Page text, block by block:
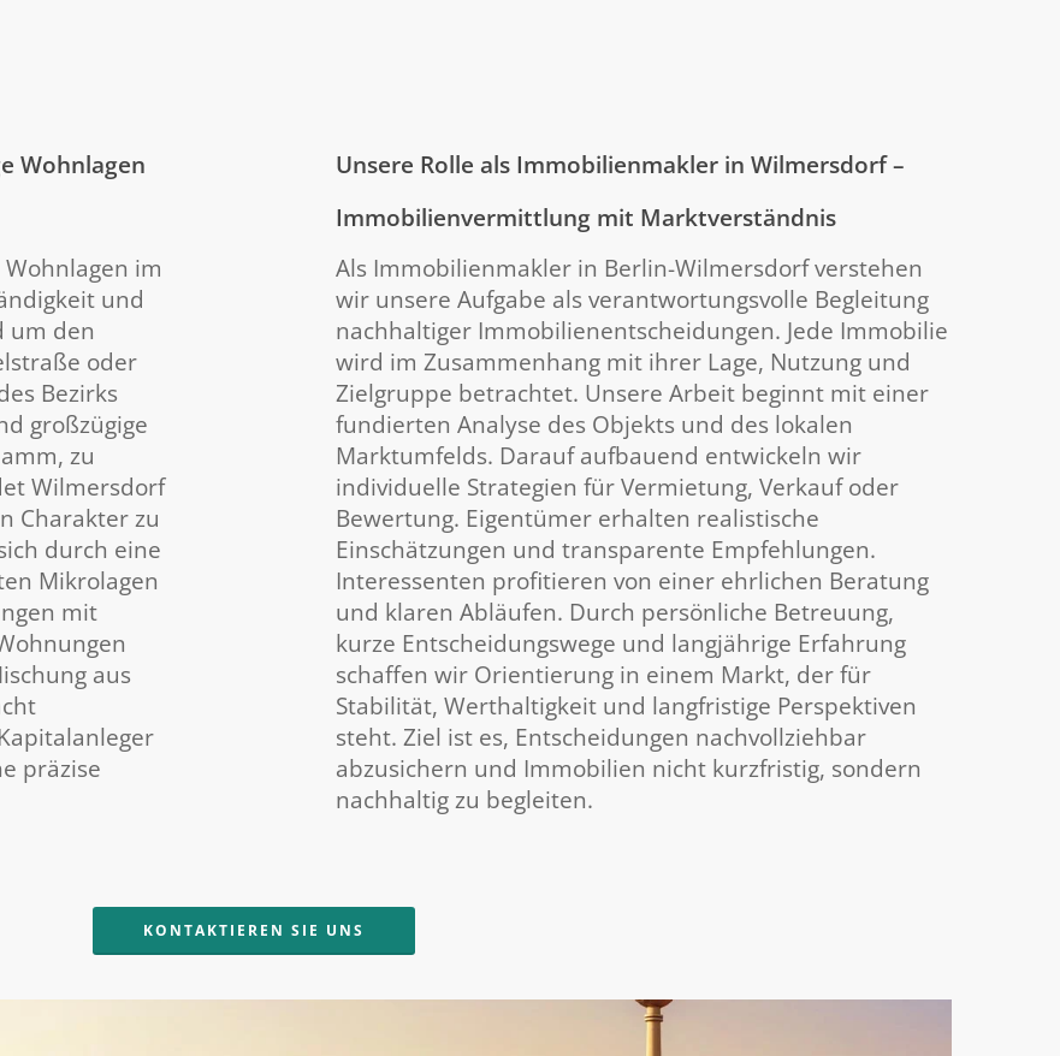
Wohnlagen
im
und
um den
oder
Bezirks
großzügige
zu
Wilmersdorf
Charakter zu
durch eine
Mikrolagen
mit
aus
präzise
Unsere Rolle als Immobilienmakler in Wilmersdorf –
Immobilienvermittlung mit Marktverständnis
Als Immobilienmakler in Berlin-Wilmersdorf verstehen
wir unsere Aufgabe als verantwortungsvolle Begleitung
nachhaltiger Immobilienentscheidungen. Jede Immobilie
wird im Zusammenhang mit ihrer Lage, Nutzung und
Zielgruppe betrachtet. Unsere Arbeit beginnt mit einer
fundierten Analyse des Objekts und des lokalen
Marktumfelds. Darauf aufbauend entwickeln wir
individuelle Strategien für Vermietung, Verkauf oder
Bewertung. Eigentümer erhalten realistische
Einschätzungen und transparente Empfehlungen.
Interessenten profitieren von einer ehrlichen Beratung
und klaren Abläufen. Durch persönliche Betreuung,
kurze Entscheidungswege und langjährige Erfahrung
schaffen wir Orientierung in einem Markt, der für
Stabilität, Werthaltigkeit und langfristige Perspektiven
steht. Ziel ist es, Entscheidungen nachvollziehbar
abzusichern und Immobilien nicht kurzfristig, sondern
nachhaltig zu begleiten.
KONTAKTIEREN SIE UNS